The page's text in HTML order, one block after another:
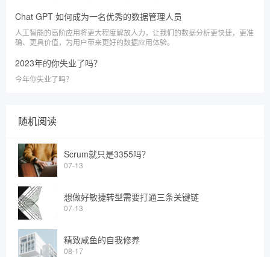
Chat GPT 如何成为一名优秀的数据管理人员
人工智能的高阶应用将更大程度解放人力，让我们的数据分析更快捷，更准
确、更具价值，为用户带来更好的数据应用体验。
2023年的你失业了吗？
今年你失业了吗？
随机阅读
Scrum就只是3355吗？
07-13
想做好敏捷转型需要打通三条关键链
07-13
精致咸鱼的自我修养
08-17